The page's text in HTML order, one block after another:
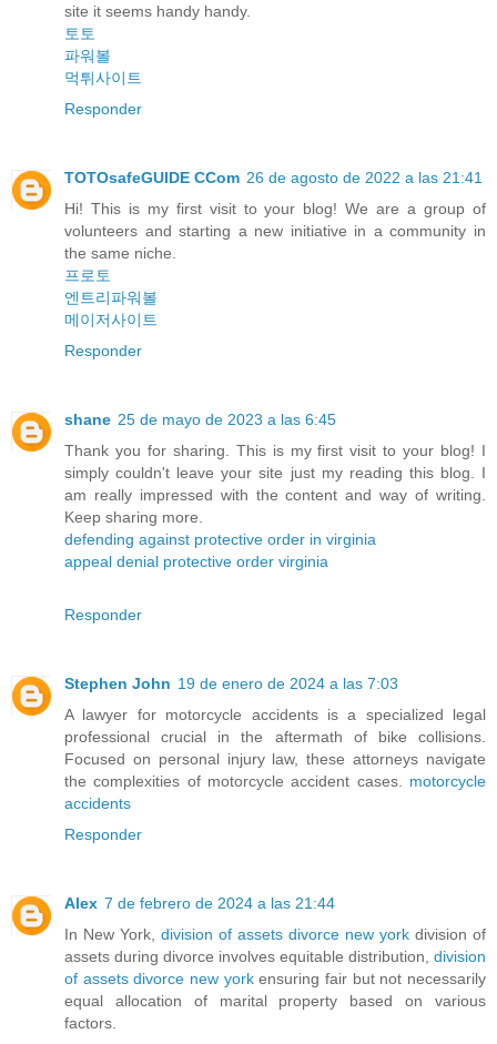
site it seems handy handy.
토토
파워볼
먹튀사이트
Responder
TOTOsafeGUIDE CCom 26 de agosto de 2022 a las 21:41
Hi! This is my first visit to your blog! We are a group of
volunteers and starting a new initiative in a community in
the same niche.
프로토
엔트리파워볼
메이저사이트
Responder
shane 25 de mayo de 2023 a las 6:45
Thank you for sharing. This is my first visit to your blog! I
simply couldn't leave your site just my reading this blog. I
am really impressed with the content and way of writing.
Keep sharing more.
defending against protective order in virginia
appeal denial protective order virginia
Responder
Stephen John 19 de enero de 2024 a las 7:03
A lawyer for motorcycle accidents is a specialized legal
professional crucial in the aftermath of bike collisions.
Focused on personal injury law, these attorneys navigate
the complexities of motorcycle accident cases. motorcycle
accidents
Responder
Alex 7 de febrero de 2024 a las 21:44
In New York, division of assets divorce new york division of
assets during divorce involves equitable distribution, division
of assets divorce new yorkensuring fair but not necessarily
equal allocation of marital property based on various
factors.